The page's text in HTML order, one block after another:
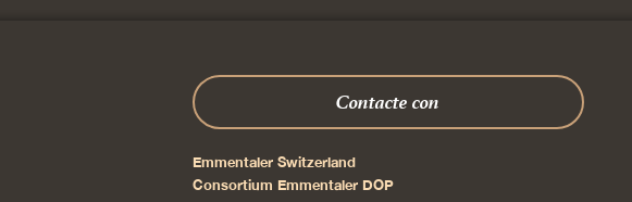
Verdura con queso crujiente
picante y hierba de los
canónigos